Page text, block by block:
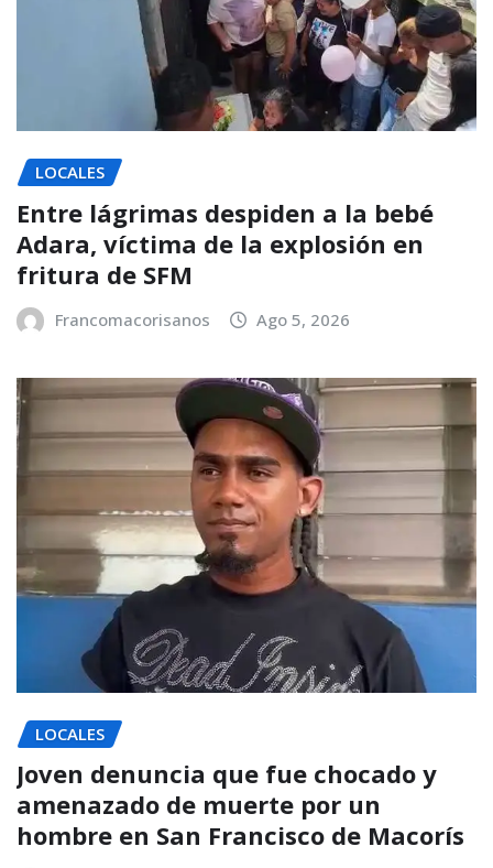
LOCALES
Entre lágrimas despiden a la bebé
Adara, víctima de la explosión en
fritura de SFM
Francomacorisanos Ago 5, 2026
LOCALES
Joven denuncia que fue chocado y
amenazado de muerte por un
hombre en San Francisco de Macorís